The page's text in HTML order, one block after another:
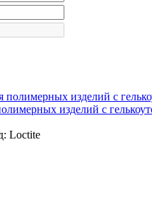
изделий с
Loctite